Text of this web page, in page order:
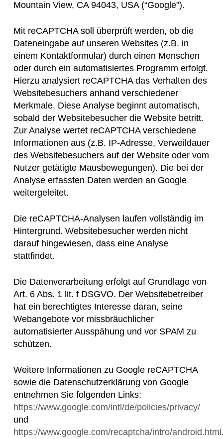
Mountain View, CA 94043, USA (“Google”).
Mit reCAPTCHA soll überprüft werden, ob die
Dateneingabe auf unseren Websites (z.B. in
einem Kontaktformular) durch einen Menschen
oder durch ein automatisiertes Programm erfolgt.
Hierzu analysiert reCAPTCHA das Verhalten des
Websitebesuchers anhand verschiedener
Merkmale. Diese Analyse beginnt automatisch,
sobald der Websitebesucher die Website betritt.
Zur Analyse wertet reCAPTCHA verschiedene
Informationen aus (z.B. IP-Adresse, Verweildauer
des Websitebesuchers auf der Website oder vom
Nutzer getätigte Mausbewegungen). Die bei der
Analyse erfassten Daten werden an Google
weitergeleitet.
Die reCAPTCHA-Analysen laufen vollständig im
Hintergrund. Websitebesucher werden nicht
darauf hingewiesen, dass eine Analyse
stattfindet.
Die Datenverarbeitung erfolgt auf Grundlage von
Art. 6 Abs. 1 lit. f DSGVO. Der Websitebetreiber
hat ein berechtigtes Interesse daran, seine
Webangebote vor missbräuchlicher
automatisierter Ausspähung und vor SPAM zu
schützen.
Weitere Informationen zu Google reCAPTCHA
sowie die Datenschutzerklärung von Google
entnehmen Sie folgenden Links:
https://www.google.com/intl/de/policies/privacy/
und
https://www.google.com/recaptcha/intro/android.html